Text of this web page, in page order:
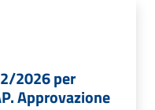
2026 per
Approvazione